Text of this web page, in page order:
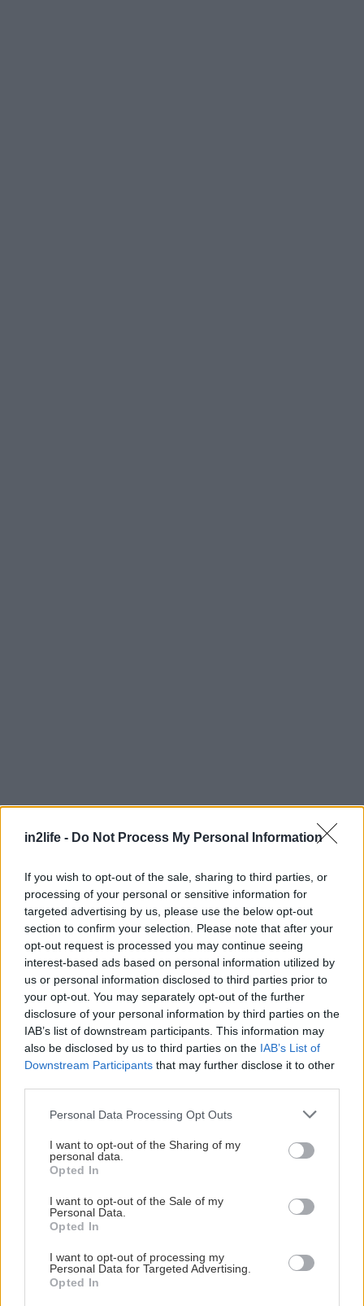
in2life - Do Not Process My Personal Information
If you wish to opt-out of the sale, sharing to third parties, or
processing of your personal or sensitive information for
targeted advertising by us, please use the below opt-out
section to confirm your selection. Please note that after your
opt-out request is processed you may continue seeing
interest-based ads based on personal information utilized by
us or personal information disclosed to third parties prior to
your opt-out. You may separately opt-out of the further
disclosure of your personal information by third parties on the
IAB’s list of downstream participants. This information may
also be disclosed by us to third parties on the IAB’s List of
Downstream Participants that may further disclose it to other
Please note that this website/app uses one or more Google
not limited to your visit or usage behaviour. You may click to
grant or deny consent to Google and its third-party tags to
use your data for below specified purposes in below Google
consent section.
Personal Data Processing Opt Outs
I want to opt-out of the Sharing of my
personal data.
Opted In
I want to opt-out of the Sale of my
Personal Data.
Opted In
I want to opt-out of processing my
Personal Data for Targeted Advertising.
Opted In
Διαβάστε επίσης
Κουίζ: Ξέρεις από Ιόνιο;
Αναζήτηση
για...